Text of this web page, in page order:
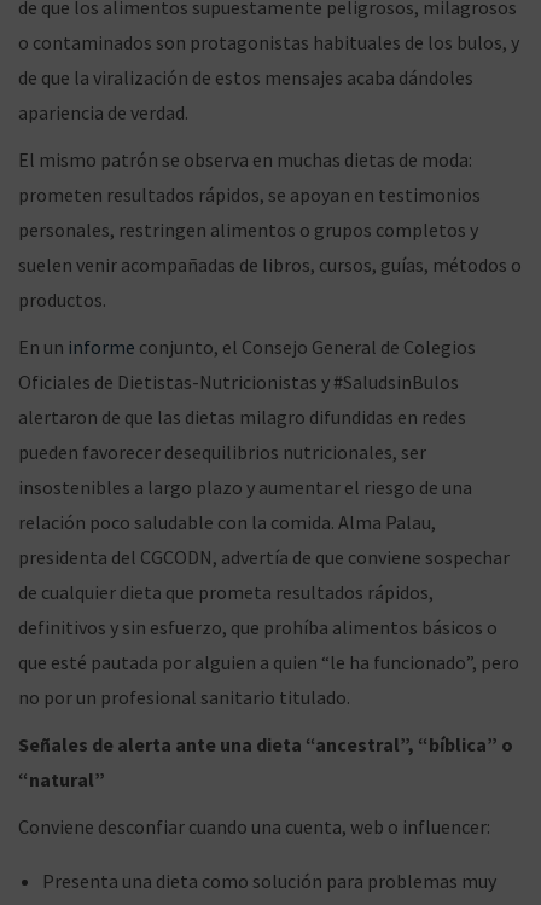
de que los alimentos supuestamente peligrosos, milagrosos
o contaminados son protagonistas habituales de los bulos, y
de que la viralización de estos mensajes acaba dándoles
apariencia de verdad.
El mismo patrón se observa en muchas dietas de moda:
prometen resultados rápidos, se apoyan en testimonios
personales, restringen alimentos o grupos completos y
suelen venir acompañadas de libros, cursos, guías, métodos o
productos.
En un informe conjunto, el Consejo General de Colegios
Oficiales de Dietistas-Nutricionistas y #SaludsinBulos
alertaron de que las dietas milagro difundidas en redes
pueden favorecer desequilibrios nutricionales, ser
insostenibles a largo plazo y aumentar el riesgo de una
relación poco saludable con la comida. Alma Palau,
presidenta del CGCODN, advertía de que conviene sospechar
de cualquier dieta que prometa resultados rápidos,
definitivos y sin esfuerzo, que prohíba alimentos básicos o
que esté pautada por alguien a quien “le ha funcionado”, pero
no por un profesional sanitario titulado.
Señales de alerta ante una dieta “ancestral”, “bíblica” o
“natural”
Conviene desconfiar cuando una cuenta, web o influencer:
Presenta una dieta como solución para problemas muy